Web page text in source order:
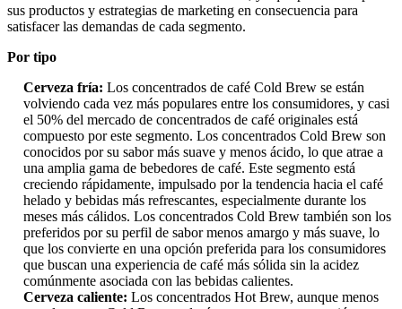
sus productos y estrategias de marketing en consecuencia para
satisfacer las demandas de cada segmento.
Por tipo
Cerveza fría: Los concentrados de café Cold Brew se están
volviendo cada vez más populares entre los consumidores, y casi
el 50% del mercado de concentrados de café originales está
compuesto por este segmento. Los concentrados Cold Brew son
conocidos por su sabor más suave y menos ácido, lo que atrae a
una amplia gama de bebedores de café. Este segmento está
creciendo rápidamente, impulsado por la tendencia hacia el café
helado y bebidas más refrescantes, especialmente durante los
meses más cálidos. Los concentrados Cold Brew también son los
preferidos por su perfil de sabor menos amargo y más suave, lo
que los convierte en una opción preferida para los consumidores
que buscan una experiencia de café más sólida sin la acidez
comúnmente asociada con las bebidas calientes.
Cerveza caliente: Los concentrados Hot Brew, aunque menos